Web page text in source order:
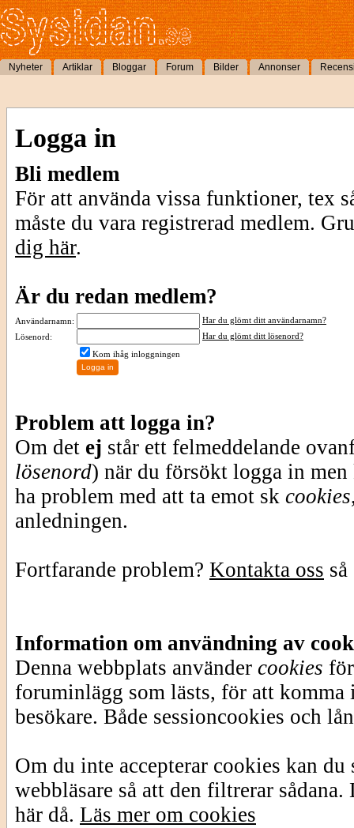
Nyheter Artiklar Bloggar Forum Bilder Annonser
Logga in
Bli medlem
För att använda vissa funktioner, tex
måste du vara registrerad medlem.
dig här.
Är du redan medlem?
Användarnamn:
Har du glömt ditt användarnamn?
Lösenord:
Har du glömt ditt lösenord?
Kom ihåg inloggningen
Problem att logga in?
Om det ej står ett felmeddelande
lösenord) när du försökt logga in
ha problem med att ta emot sk cookies
anledningen.
Fortfarande problem? Kontakta oss
Information om användning av
Denna webbplats använder cookies
foruminlägg som lästs, för att
besökare. Både sessioncookies och
Om du inte accepterar cookies kan
webbläsare så att den filtrerar
här då. Läs mer om cookies